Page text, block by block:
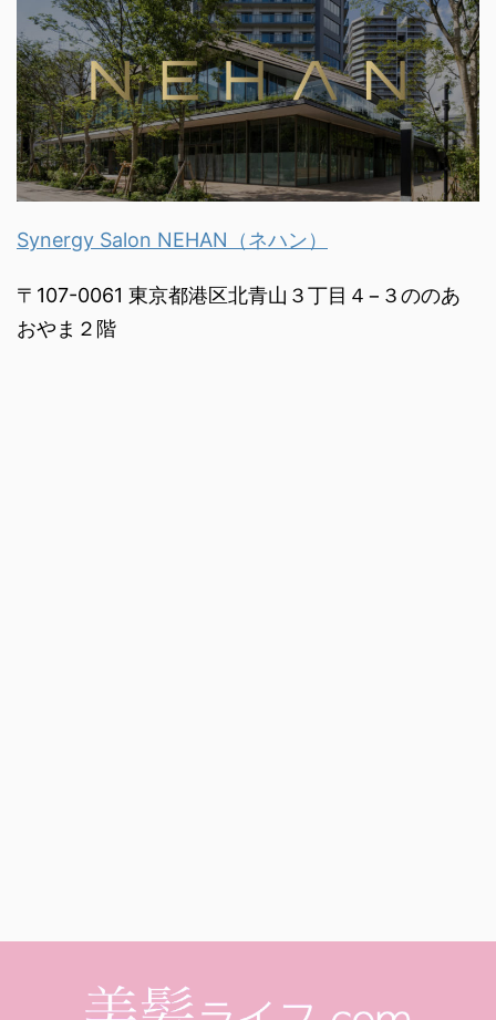
Synergy Salon NEHAN（ネハン）
〒107-0061 東京都港区北青山３丁目４−３ののあ
おやま２階